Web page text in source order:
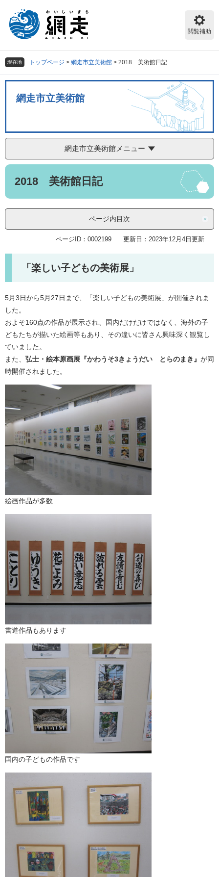
頭
で
飛
ば
閲覧補助
現在地 トップページ > 網走市立美術館 > 2018 美術館日記
網走市立美術館
網走市立美術館メニュー
本
2018 美術館日記
ページ内目次
ページID：0002199 更新日：2023年12月4日更新
「楽しい子どもの美術展」
5月3日から5月27日まで、「楽しい子どもの美術展」が開催されま
した。
およそ160点の作品が展示され、国内だけだけではなく、海外の子
どもたちが描いた絵画等もあり、その違いに皆さん興味深く観覧し
ていました。
また、 弘士・絵本原画展『かわうそ3きょうだい とらのまき』 が同
時開催されました。
絵画作品が多数
書道作品もあります
国内の子どもの作品です